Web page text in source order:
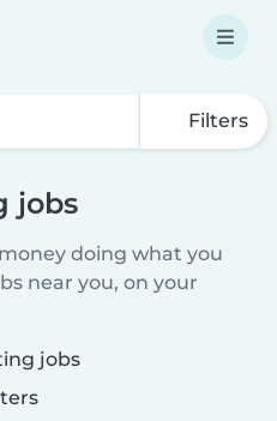
Filters
jobs
doing what you
near you, on your
jobs